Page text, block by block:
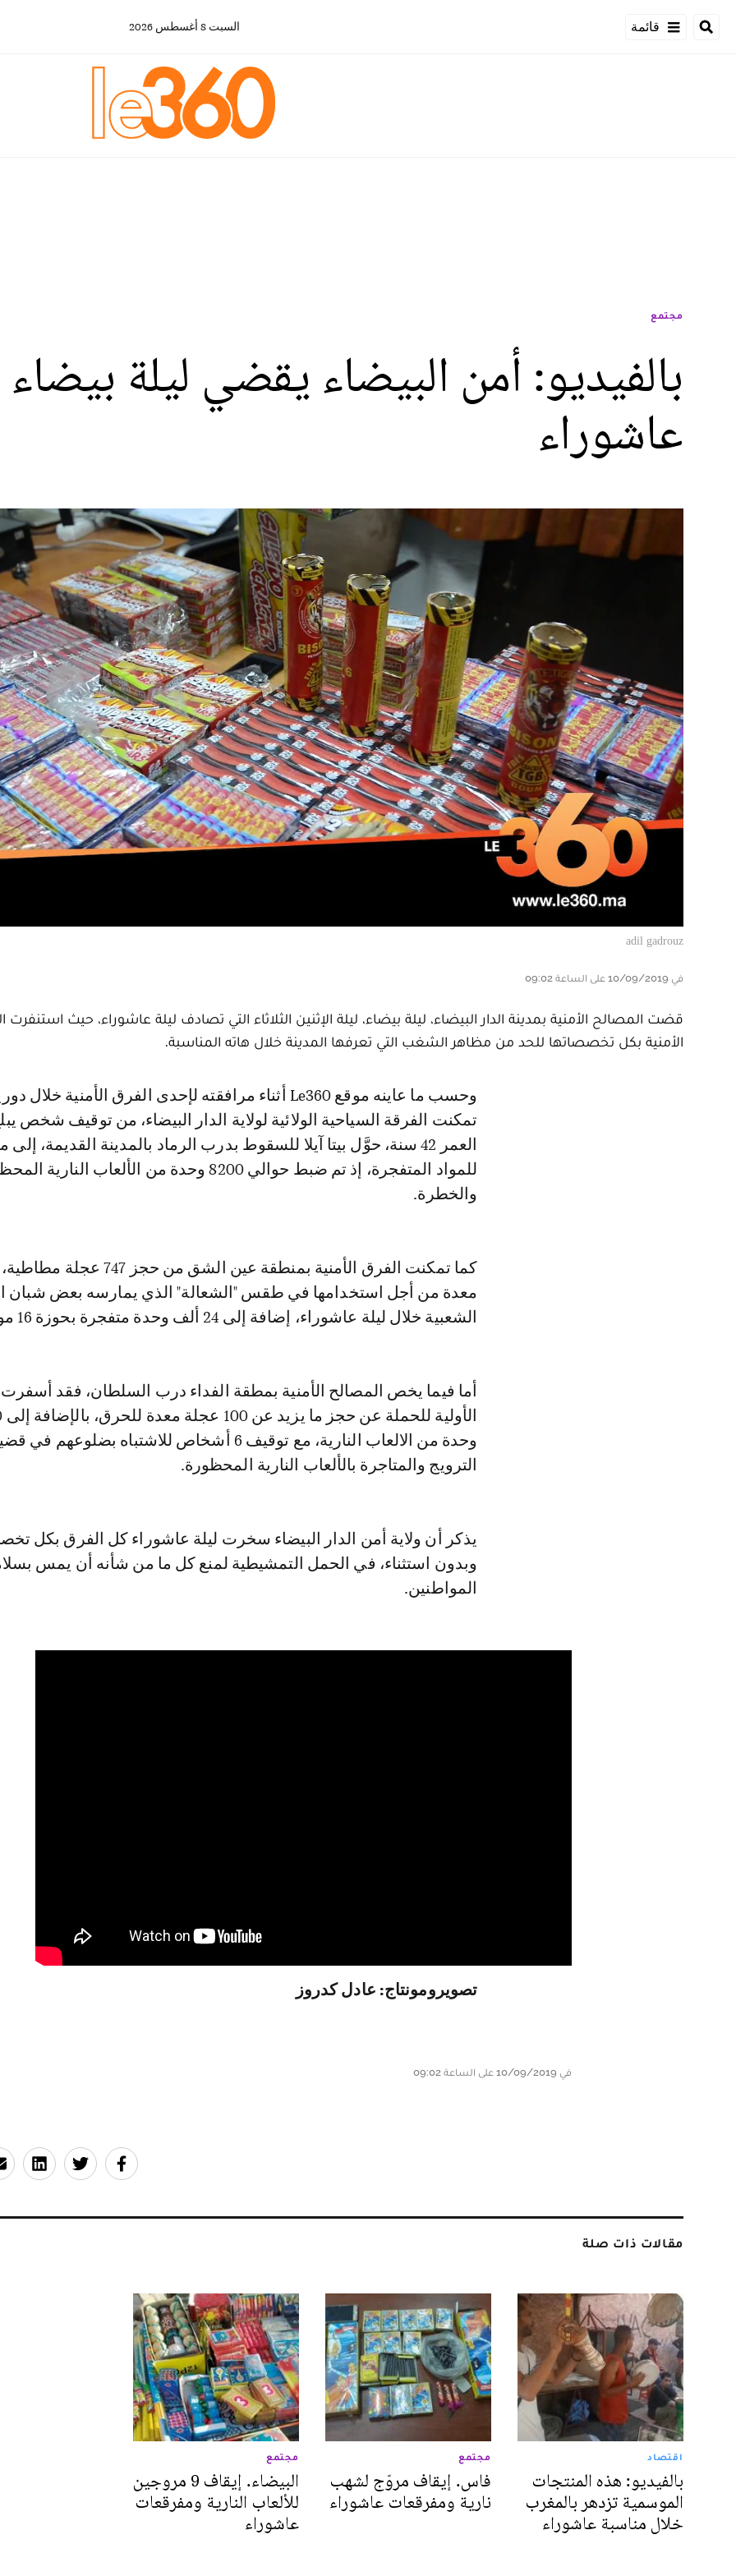
قائمة السبت 8 أغسطس 2026
مجتمع
بالفيديو: أمن البيضاء يقضي ليلة
عاشوراء
adil gadrouz
في 10/09/2019 على الساعة 09:02
قضت المصالح الأمنية بمدينة الدار البيضاء، ليلة بيضاء، ليلة الإثنين الثلاثاء التي تصادف ليلة عاشوراء، حيث استنفرت
الأمنية بكل تخصصاتها للحد من مظاهر الشغب التي تعرفها المدينة خلال هاته المناسبة.
وحسب ما عاينه موقع Le360 أثناء مرافقته لإحدى الفرق الأمنية خلال دوريتها، فقد
تمكنت الفرقة السياحية الولائية لولاية الدار البيضاء، من توقيف شخص
العمر 42 سنة، حوَّل بيتا آيلا للسقوط بدرب الرماد بالمدينة القديمة،
للمواد المتفجرة، إذ تم ضبط حوالي 8200 وحدة من الألعاب النارية
والخطرة.
كما تمكنت الفرق الأمنية بمنطقة عين الشق من حجز
معدة من أجل استخدامها في طقس "الشعالة" الذي يمارسه بعض شبان
الشعبية خلال ليلة عاشوراء، إضافة إلى 24 ألف وحدة متفجرة بحوزة 16 موقوفا.
أما فيما يخص المصالح الأمنية بمطقة الفداء درب السلطان، فقد أسفرت
وحدة من الالعاب النارية، مع توقيف 6 أشخاص للاشتباه بضلوعهم في
الترويج والمتاجرة بالألعاب النارية المحظورة.
يذكر أن ولاية أمن الدار البيضاء سخرت ليلة عاشوراء كل الفرق بكل
وبدون استثناء، في الحمل التمشيطية لمنع كل ما من شأنه أن يمس
المواطنين.
تصويرومونتاج: عادل كدروز
في 10/09/2019 على الساعة 09:02
مقالات ذات صلة
اقتصاد
بالفيديو: هذه المنتجات
الموسمية تزدهر بالمغرب
خلال مناسبة عاشوراء
مجتمع
فاس. إيقاف مروّج لشهب
نارية ومفرقعات عاشوراء
مجتمع
البيضاء. إيقاف 9 مروجين
للألعاب النارية ومفرقعات
عاشوراء